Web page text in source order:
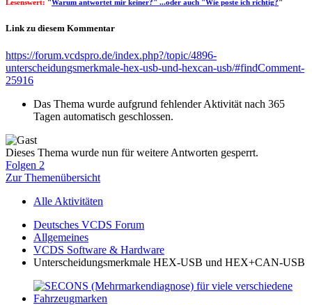
Lesenswert: "Warum antwortet mir keiner?" ...oder auch "Wie poste ich richtig?"
Link zu diesem Kommentar
https://forum.vcdspro.de/index.php?/topic/4896-
unterscheidungsmerkmale-hex-usb-und-hexcan-usb/#findComment-
25916
Das Thema wurde aufgrund fehlender Aktivität nach 365
Tagen automatisch geschlossen.
Dieses Thema wurde nun für weitere Antworten gesperrt.
Folgen 2
Zur Themenübersicht
Alle Aktivitäten
Deutsches VCDS Forum
Allgemeines
VCDS Software & Hardware
Unterscheidungsmerkmale HEX-USB und HEX+CAN-USB